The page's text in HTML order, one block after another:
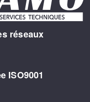
réseaux
ISO9001